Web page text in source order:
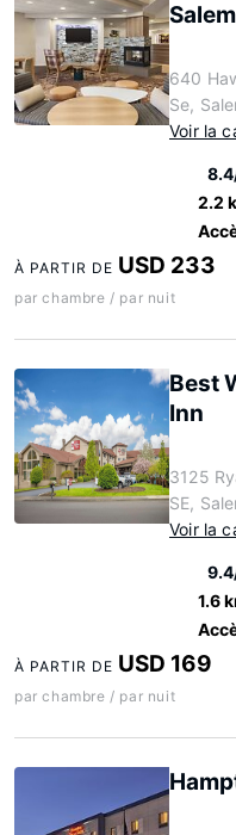
Salem
640
Se,
Voir la
2.2
À PARTIR DE USD 233
par chambre / par nuit
Best
Inn
3125
SE,
Voir la
1.6
À PARTIR DE USD 169
par chambre / par nuit